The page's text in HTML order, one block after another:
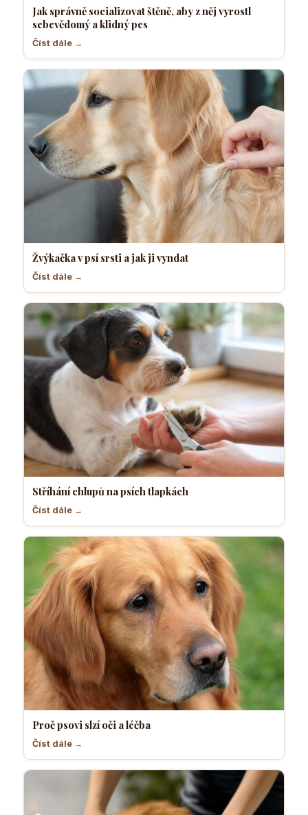
Jak správně socializovat štěně, aby z něj vyrostl
sebevědomý a klidný pes
Číst dále →
Žvýkačka v psí srsti a jak ji vyndat
Číst dále →
Stříhání chlupů na psích tlapkách
Číst dále →
Proč psovi slzí oči a léčba
Číst dále →